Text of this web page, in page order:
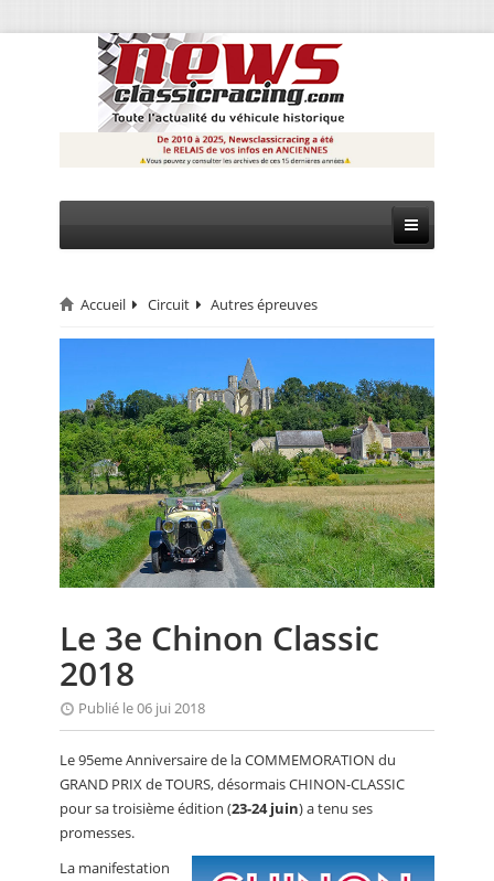
CIRCUIT
MONTAGNE
EVÈNEMENTS
CALENDRIER
FOCUS
ANNUAIRES
PETITES ANNONCES
Accueil Circuit Autres épreuves
Le 3e Chinon Classic
2018
Publié le 06 jui 2018
Le 95eme Anniversaire de la COMMEMORATION du
GRAND PRIX de TOURS, désormais CHINON-CLASSIC
pour sa troisième édition (23-24 juin) a tenu ses
promesses.
La manifestation